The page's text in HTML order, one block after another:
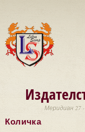
Меридиан 27
Количка